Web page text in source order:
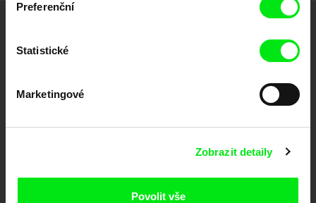
Preferenční
Statistické
Marketingové
Zobrazit detaily
Povolit vše
Portál DAFilms.cz je výsledkem tvůrčí spolupráce 7 klíčových evropských
posouvat hranice dokumentárního filmu, propagovat jeho rozmanitost a
podporovat kvalitní autorské filmy.